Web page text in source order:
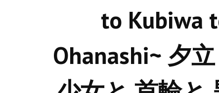
to Kubiwa
Ohanashi~ 夕